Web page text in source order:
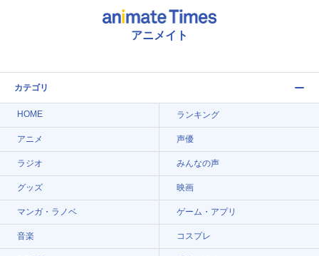
アニメイト
カテゴリ
HOME ランキング
アニメ 声優
ラジオ みんなの声
グッズ 映画
マンガ・ラノベ ゲーム・アプリ
音楽 コスプレ